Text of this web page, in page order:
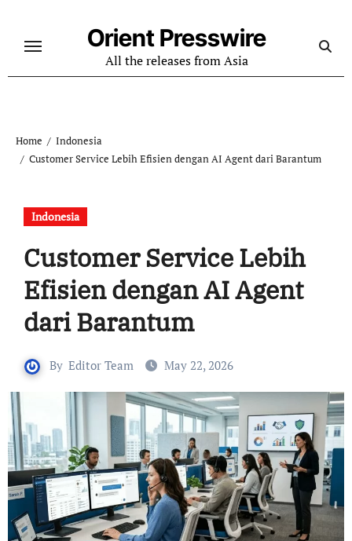
content
Orient Presswire
All the releases from Asia
Home
Indonesia
Customer Service Lebih Efisien dengan AI Agent dari Barantum
Indonesia
Customer Service Lebih
Efisien dengan AI Agent
dari Barantum
By Editor Team May 22, 2026